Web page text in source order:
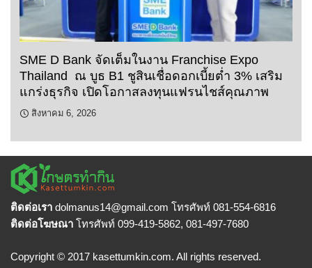
SME D Bank จัดเต็มในงาน Franchise Expo
Thailand ณ บูธ B1 ชูสินเชื่อดอกเบี้ยต่ำ 3% เสริม
แกร่งธุรกิจ เปิดโอกาสลงทุนแฟรนไชส์คุณภาพ
สิงหาคม 6, 2026
ติดต่อเรา dolmanus14@gmail.com โทรศัพท์ 081-554-6816
ติดต่อโฆษณา โทรศัพท์ 099-419-5862, 081-497-7680
Copyright © 2017 kasettumkin.com. All rights reserved.